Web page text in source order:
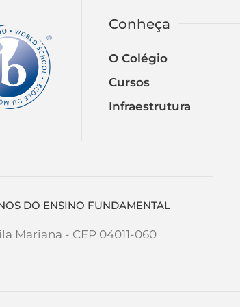
Conheça
O Colégio
Cursos
Infraestrutura
DO ENSINO FUNDAMENTAL
Mariana - CEP 04011-060